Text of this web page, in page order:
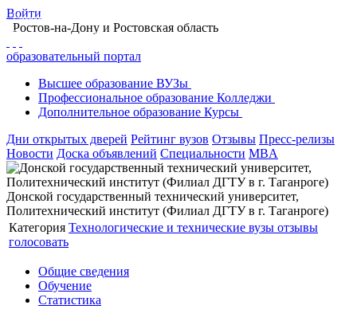
Войти
Ростов-на-Дону и Ростовская область
образовательный портал
Высшее образование ВУЗы
Профессиональное образование Колледжи
Дополнительное образование Курсы
Дни открытых дверей Рейтинг вузов Отзывы Пресс-релизы
Новости Доска объявлений Специальности MBA
Донской государственный технический университет,
Политехнический институт (Филиал ДГТУ в г. Таганроге)
Категория Технологические и технические вузы отзывы
голосовать
Главная
Донской государственный технический университет, Политехнический
институт
Отзывы
Общие сведения
Обучение
Статистика